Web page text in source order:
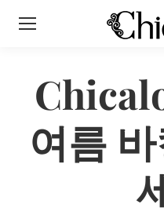
여름